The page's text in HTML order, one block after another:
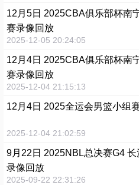
12月5日 2025CBA俱乐部杯南
赛录像回放
2025-12-05 20:24:05
12月4日 2025CBA俱乐部杯南
赛录像回放
2025-12-04 21:15:13
12月4日 2025全运会男篮小组
2025-12-04 21:02:59
9月22日 2025NBL总决赛G4
录像回放
2025-09-22 22:31:26